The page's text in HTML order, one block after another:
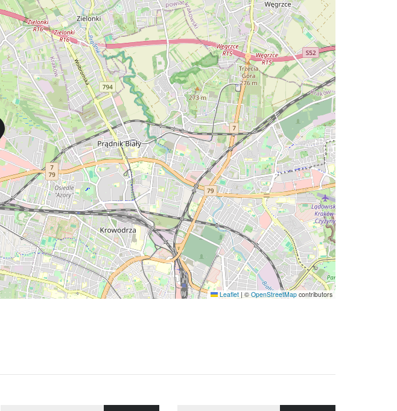
Leaflet |©OpenStreetMap contributors